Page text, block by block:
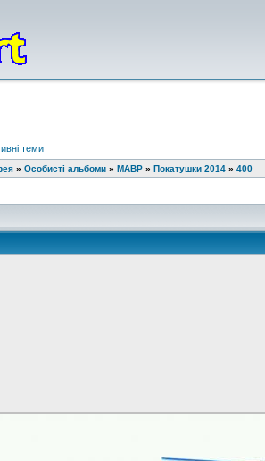
теми
» Особисті альбоми » MABP » Покатушки 2014 » 400